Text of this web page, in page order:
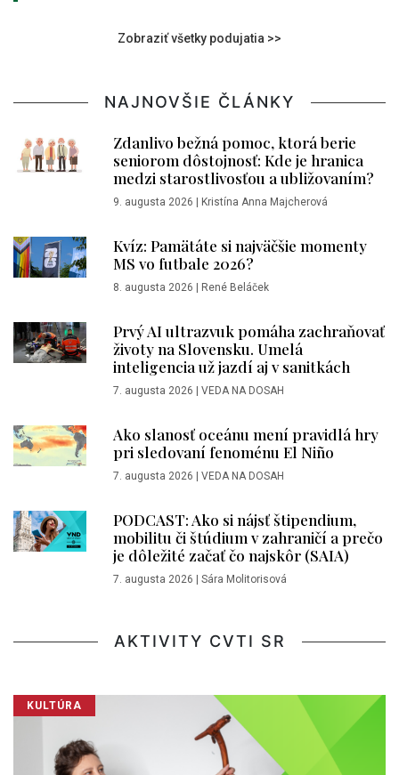
Zobraziť všetky podujatia >>
NAJNOVŠIE ČLÁNKY
Zdanlivo bežná pomoc, ktorá berie
seniorom dôstojnosť: Kde je hranica
medzi starostlivosťou a ubližovaním?
9. augusta 2026 | Kristína Anna Majcherová
Kvíz: Pamätáte si najväčšie momenty
MS vo futbale 2026?
8. augusta 2026 | René Beláček
Prvý AI ultrazvuk pomáha zachraňovať
životy na Slovensku. Umelá
inteligencia už jazdí aj v sanitkách
7. augusta 2026 | VEDA NA DOSAH
Ako slanosť oceánu mení pravidlá hry
pri sledovaní fenoménu El Niño
7. augusta 2026 | VEDA NA DOSAH
PODCAST: Ako si nájsť štipendium,
mobilitu či štúdium v zahraničí a prečo
je dôležité začať čo najskôr (SAIA)
7. augusta 2026 | Sára Molitorisová
AKTIVITY CVTI SR
KULTÚRA